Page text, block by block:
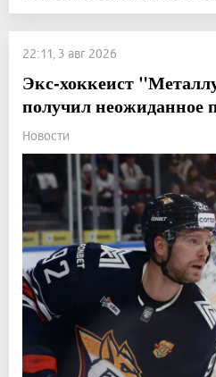
22:11, 3 авг 2026
Экс-хоккеист
получил неожиданное
Новости